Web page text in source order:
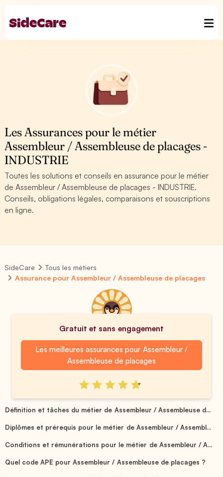
Les Assurances pour le métier
Assembleur / Assembleuse de placages -
INDUSTRIE
Toutes les solutions et conseils en assurance pour le métier
de Assembleur / Assembleuse de placages - INDUSTRIE.
Conseils, obligations légales, comparaisons et souscriptions
en ligne.
SideCare
Tous les métiers
Assurance pour Assembleur / Assembleuse de placages
Gratuit et sans engagement
Les meilleures assurances pour Assembleur /
Assembleuse de placages
Définition et tâches du métier de Assembleur / Assembleuse d...
Diplômes et prérequis pour le métier de Assembleur / Assembl...
Conditions et rémunérations pour le métier de Assembleur / A...
Quel code APE pour Assembleur / Assembleuse de placages ?